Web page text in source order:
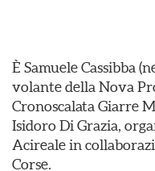
È Samuele Cassibba
volante della Nova
Cronoscalata Giarre
Isidoro Di Grazia,
Acireale in
Corse.